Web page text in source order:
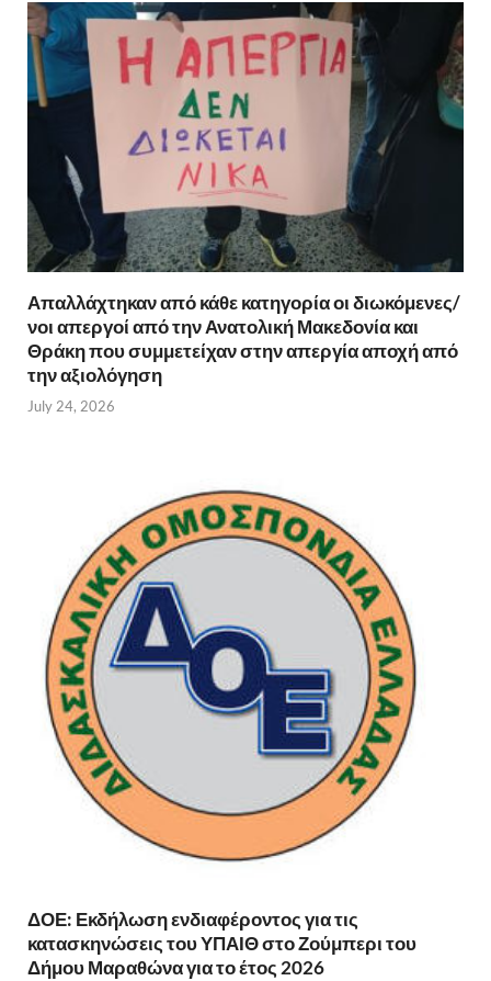
Απαλλάχτηκαν από κάθε κατηγορία οι διωκόμενες/
νοι απεργοί από την Ανατολική Μακεδονία και
Θράκη που συμμετείχαν στην απεργία αποχή από
την αξιολόγηση
July 24, 2026
ΔΟΕ: Εκδήλωση ενδιαφέροντος για τις
κατασκηνώσεις του ΥΠΑΙΘ στο Ζούμπερι του
Δήμου Μαραθώνα για το έτος 2026